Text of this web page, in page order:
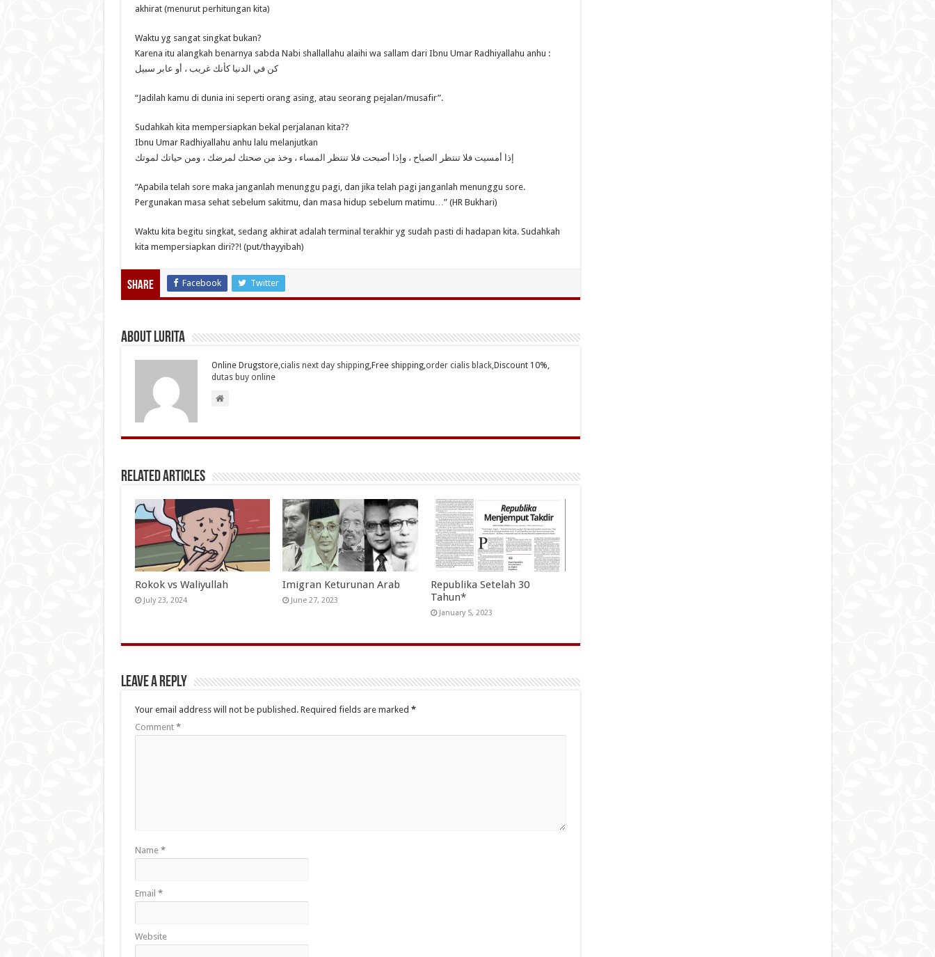
akhirat (menurut perhitungan kita)
Waktu yg sangat singkat bukan?
Karena itu alangkah benarnya sabda Nabi shallallahu alaihi wa sallam dari Ibnu Umar Radhiyallahu anhu :
كن في الدنيا كأنك غريب ، أو عابر سبيل
“Jadilah kamu di dunia ini seperti orang asing, atau seorang pejalan/musafir”.
Sudahkah kita mempersiapkan bekal perjalanan kita??
Ibnu Umar Radhiyallahu anhu lalu melanjutkan
إذا أمسيت فلا تنتظر الصباح ، وإذا أصبحت فلا تنتظر المساء ، وخذ من صحتك لمرضك ، ومن حياتك لموتك
“Apabila telah sore maka janganlah menunggu pagi, dan jika telah pagi janganlah menunggu sore.
Pergunakan masa sehat sebelum sakitmu, dan masa hidup sebelum matimu…” (HR Bukhari)
Waktu kita begitu singkat, sedang akhirat adalah terminal terakhir yg sudah pasti di hadapan kita. Sudahkah
kita mempersiapkan diri??! (put/thayyibah)
Share Facebook Twitter
About Lurita
Online Drugstore,cialis next day shipping,Free shipping,order cialis black,Discount 10%,
dutas buy online
Related Articles
Rokok vs Waliyullah
July 23, 2024
Imigran Keturunan Arab
June 27, 2023
Republika Setelah 30
Tahun*
January 5, 2023
Leave a Reply
Your email address will not be published. Required fields are marked *
Comment *
Name *
Email *
Website